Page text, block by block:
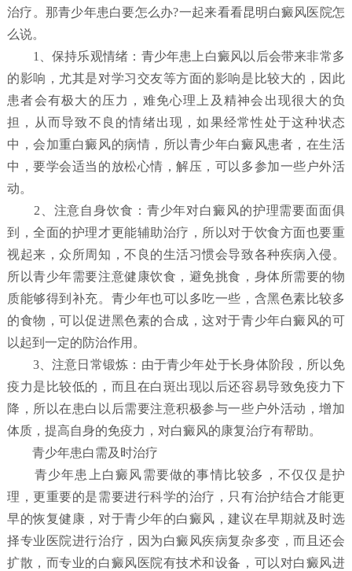
治疗。那青少年患白要怎么办?一起来看看昆明白癜风医院怎
么说。
1、保持乐观情绪：青少年患上白癜风以后会带来非常多
的影响，尤其是对学习交友等方面的影响是比较大的，因此
患者会有极大的压力，难免心理上及精神会出现很大的负
担，从而导致不良的情绪出现，如果经常性处于这种状态
中，会加重白癜风的病情，所以青少年白癜风患者，在生活
中，要学会适当的放松心情，解压，可以多参加一些户外活
动。
2、注意自身饮食：青少年对白癜风的护理需要面面俱
到，全面的护理才更能辅助治疗，所以对于饮食方面也要重
视起来，众所周知，不良的生活习惯会导致各种疾病入侵。
所以青少年需要注意健康饮食，避免挑食，身体所需要的物
质能够得到补充。青少年也可以多吃一些，含黑色素比较多
的食物，可以促进黑色素的合成，这对于青少年白癜风的可
以起到一定的防治作用。
3、注意日常锻炼：由于青少年处于长身体阶段，所以免
疫力是比较低的，而且在白斑出现以后还容易导致免疫力下
降，所以在患白以后需要注意积极参与一些户外活动，增加
体质，提高自身的免疫力，对白癜风的康复治疗有帮助。
青少年患白需及时治疗
青少年患上白癜风需要做的事情比较多，不仅仅是护
理，更重要的是需要进行科学的治疗，只有治护结合才能更
早的恢复健康，对于青少年的白癜风，建议在早期就及时选
择专业医院进行治疗，因为白癜风疾病复杂多变，而且还会
扩散，而专业的白癜风医院有技术和设备，可以对白癜风进